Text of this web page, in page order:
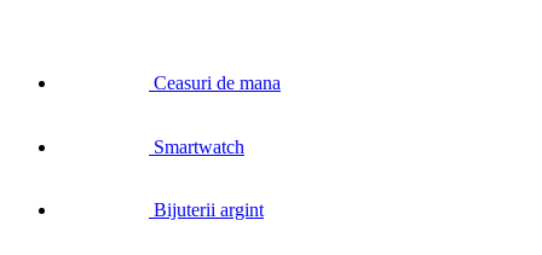
Ceasuri de mana
Smartwatch
Bijuterii argint